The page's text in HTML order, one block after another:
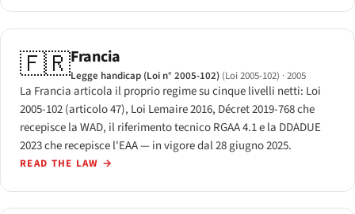
🇫🇷Francia
Legge handicap (Loi n° 2005-102) (Loi 2005-102) · 2005
La Francia articola il proprio regime su cinque livelli netti: Loi
2005-102 (articolo 47), Loi Lemaire 2016, Décret 2019-768 che
recepisce la WAD, il riferimento tecnico RGAA 4.1 e la DDADUE
2023 che recepisce l'EAA — in vigore dal 28 giugno 2025.
READ THE LAW →